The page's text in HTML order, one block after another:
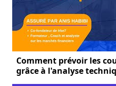
Comment prévoir les
grâce à l'analyse